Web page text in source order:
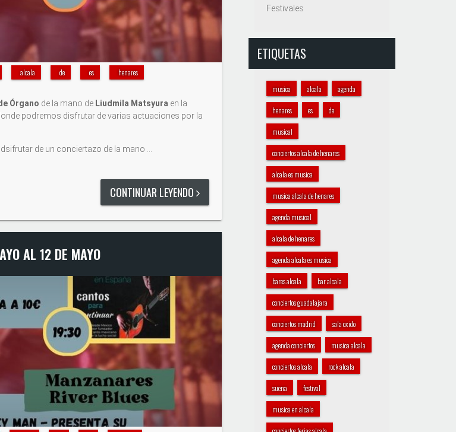
alcala de es henares
Órgano de la mano de Liudmila Matsyura en la
podremos disfrutar de varias actuaciones por la
de un conciertazo de la mano …
CONTINUAR LEYENDO
AL 12 DE MAYO
Festivales
ETIQUETAS
musica alcala agenda
henares es de
musical
conciertos alcala de henares
alcala es musica
musica alcala de henares
agenda musical
alcala de henares
agenda alcala es musica
bares alcala bar alcala
conciertos guadalajara
conciertos madrid sala oxido
agenda conciertos musica alcala
conciertos alcala rock alcala
suena festival
musica en alcala